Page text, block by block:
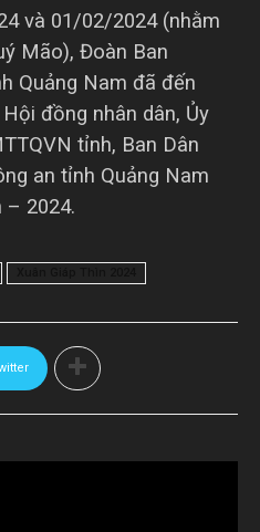
và 01/02/2024 (nhằm
Mão), Đoàn Ban
Quảng Nam đã đến
đồng nhân dân, Ủy
tỉnh, Ban Dân
an tỉnh Quảng Nam
– 2024.